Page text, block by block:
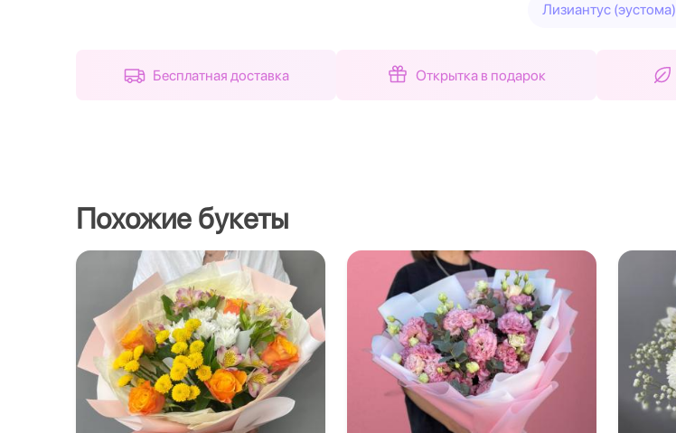
Лизиантус (эустома)
Бесплатная доставка Открытка в подарок
Похожие букеты